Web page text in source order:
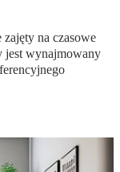
na czasowe
jest wynajmowany